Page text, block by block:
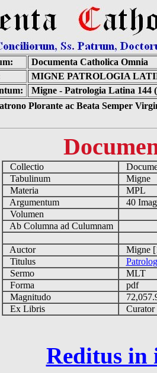
Documenta Catholica Omnia
MIGNE PATROLOGIA
Migne - Patrologia Latina 144
Plorante ac Beata Semper
Collectio
Tabulinum
Migne
Materia
MPL
Argumentum
40
Volumen
Ab Columna ad Culumnam
Auctor
Migne
Titulus
Sermo
MLT
Forma
pdf
Magnitudo
Ex Libris
Curator
Reditus in